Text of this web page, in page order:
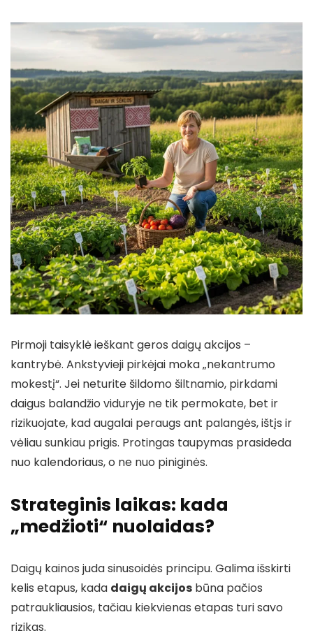
Pirmoji taisyklė ieškant geros daigų akcijos –
kantrybė. Ankstyvieji pirkėjai moka „nekantrumo
mokestį“. Jei neturite šildomo šiltnamio, pirkdami
daigus balandžio viduryje ne tik permokate, bet ir
rizikuojate, kad augalai peraugs ant palangės, ištįs ir
vėliau sunkiau prigis. Protingas taupymas prasideda
nuo kalendoriaus, o ne nuo piniginės.
Strateginis laikas: kada
„medžioti“ nuolaidas?
Daigų kainos juda sinusoidės principu. Galima išskirti
kelis etapus, kada daigų akcijos būna pačios
patraukliausios, tačiau kiekvienas etapas turi savo
rizikas.